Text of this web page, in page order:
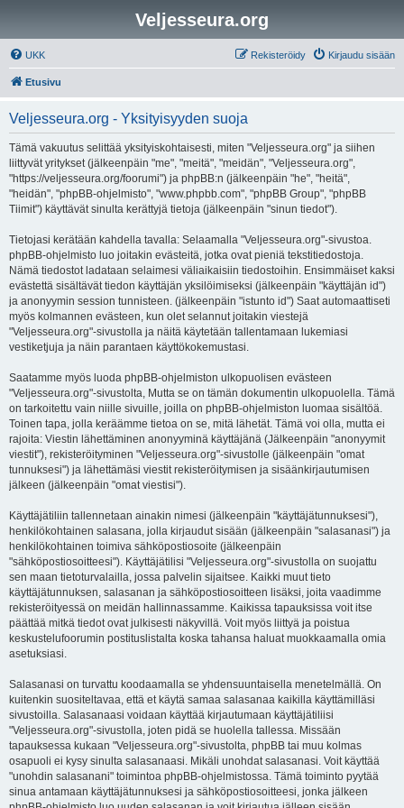
Veljesseura.org
UKK Kirjaudu sisään
Rekisteröidy
Etusivu
Veljesseura.org - Yksityisyyden suoja
Tämä vakuutus selittää yksityiskohtaisesti, miten "Veljesseura.org" ja siihen
liittyvät yritykset (jälkeenpäin "me", "meitä", "meidän", "Veljesseura.org",
"https://veljesseura.org/foorumi") ja phpBB:n (jälkeenpäin "he", "heitä",
"heidän", "phpBB-ohjelmisto", "www.phpbb.com", "phpBB Group", "phpBB
Tiimit") käyttävät sinulta kerättyjä tietoja (jälkeenpäin "sinun tiedot").
Tietojasi kerätään kahdella tavalla: Selaamalla "Veljesseura.org"-sivustoa.
phpBB-ohjelmisto luo joitakin evästeitä, jotka ovat pieniä tekstitiedostoja.
Nämä tiedostot ladataan selaimesi väliaikaisiin tiedostoihin. Ensimmäiset kaksi
evästettä sisältävät tiedon käyttäjän yksilöimiseksi (jälkeenpäin "käyttäjän id")
ja anonyymin session tunnisteen. (jälkeenpäin "istunto id") Saat automaattiseti
myös kolmannen evästeen, kun olet selannut joitakin viestejä
"Veljesseura.org"-sivustolla ja näitä käytetään tallentamaan lukemiasi
vestiketjuja ja näin parantaen käyttökokemustasi.
Saatamme myös luoda phpBB-ohjelmiston ulkopuolisen evästeen
"Veljesseura.org"-sivustolta, Mutta se on tämän dokumentin ulkopuolella. Tämä
on tarkoitettu vain niille sivuille, joilla on phpBB-ohjelmiston luomaa sisältöä.
Toinen tapa, jolla keräämme tietoa on se, mitä lähetät. Tämä voi olla, mutta ei
rajoita: Viestin lähettäminen anonyyminä käyttäjänä (Jälkeenpäin "anonyymit
viestit"), rekisteröityminen "Veljesseura.org"-sivustolle (jälkeenpäin "omat
tunnuksesi") ja lähettämäsi viestit rekisteröitymisen ja sisäänkirjautumisen
jälkeen (jälkeenpäin "omat viestisi").
Käyttäjätiliin tallennetaan ainakin nimesi (jälkeenpäin "käyttäjätunnuksesi"),
henkilökohtainen salasana, jolla kirjaudut sisään (jälkeenpäin "salasanasi") ja
henkilökohtainen toimiva sähköpostiosoite (jälkeenpäin
"sähköpostiosoitteesi"). Käyttäjätilisi "Veljesseura.org"-sivustolla on suojattu
sen maan tietoturvalailla, jossa palvelin sijaitsee. Kaikki muut tieto
käyttäjätunnuksen, salasanan ja sähköpostiosoitteen lisäksi, joita vaadimme
rekisteröityessä on meidän hallinnassamme. Kaikissa tapauksissa voit itse
päättää mitkä tiedot ovat julkisesti näkyvillä. Voit myös liittyä ja poistua
keskustelufoorumin postituslistalta koska tahansa haluat muokkaamalla omia
asetuksiasi.
Salasanasi on turvattu koodaamalla se yhdensuuntaisella menetelmällä. On
kuitenkin suositeltavaa, että et käytä samaa salasanaa kaikilla käyttämilläsi
sivustoilla. Salasanaasi voidaan käyttää kirjautumaan käyttäjätiliisi
"Veljesseura.org"-sivustolla, joten pidä se huolella tallessa. Missään
tapauksessa kukaan "Veljesseura.org"-sivustolta, phpBB tai muu kolmas
osapuoli ei kysy sinulta salasanaasi. Mikäli unohdat salasanasi. Voit käyttää
"unohdin salasanani" toimintoa phpBB-ohjelmistossa. Tämä toiminto pyytää
sinua antamaan käyttäjätunnuksesi ja sähköpostiosoitteesi, jonka jälkeen